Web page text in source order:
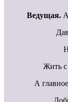
Ведущая.
Жить с
А